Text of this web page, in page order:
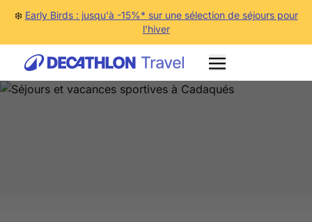
❄️ Early Birds : jusqu'à -15%* sur une sélection de séjours pour
l'hiver